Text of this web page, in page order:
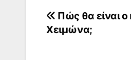
Πλοήγηση
άρθρων
Πώς θα είναι ο
Χειμώνα;